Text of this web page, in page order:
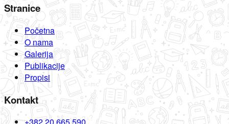
Stranice
Početna
O nama
Galerija
Publikacije
Propisi
Kontakt